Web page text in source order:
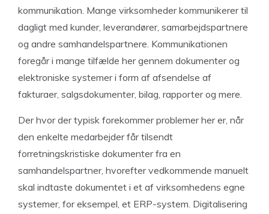
kommunikation. Mange virksomheder kommunikerer til
dagligt med kunder, leverandører, samarbejdspartnere
og andre samhandelspartnere. Kommunikationen
foregår i mange tilfælde her gennem dokumenter og
elektroniske systemer i form af afsendelse af
fakturaer, salgsdokumenter, bilag, rapporter og mere.
Der hvor der typisk forekommer problemer her er, når
den enkelte medarbejder får tilsendt
forretningskristiske dokumenter fra en
samhandelspartner, hvorefter vedkommende manuelt
skal indtaste dokumentet i et af virksomhedens egne
systemer, for eksempel, et ERP-system. Digitalisering